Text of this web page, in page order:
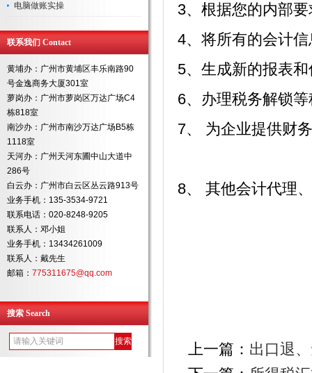
电脑做账实操
联系我们 Contact
黄埔办：广州市黄埔区丰乐南路90
号金逸商务大厦301室
萝岗办：广州市萝岗区万达广场C4
栋818室
南沙办：广州市南沙万达广场B5栋
1118室
天河办：广州天河东圃中山大道中
286号
白云办：广州市白云区丛云路913号
业务手机：135-3534-9721
联系电话：020-8248-9205
联系人：邓小姐
业务手机：13434261009
联系人：戴先生
邮箱： 775311675@qq.com
搜索 Search
3、根据您的内部
4、将所有的会计
5、生成新的报表
6、办理税务解锁
7、 为企业提供财
8、 其他会计代理
上一篇： 出口退